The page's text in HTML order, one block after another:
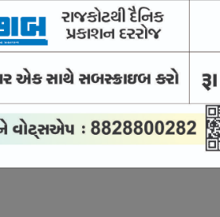
ફલેગ અપાયો
ટીમ જાફના કિંગ્સનો સહમાલિક બન્યો